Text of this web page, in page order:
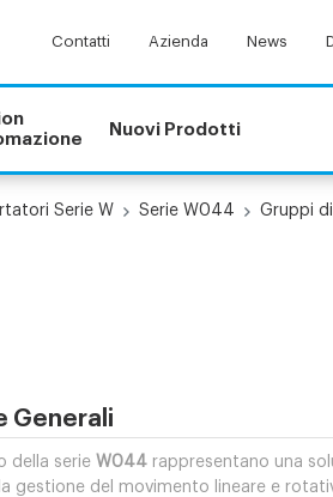
Contatti Azienda News
Nuovi Prodotti
Serie W Serie W044 Gruppi
Generali
della serie W044rappresentano una
gestione del movimento lineare e